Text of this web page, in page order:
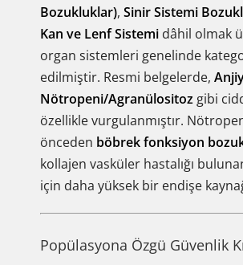
Bozukluklar), Sinir Sistemi
Kan ve Lenf Sistemi dâhil olmak
organ sistemleri genelinde
edilmiştir. Resmi belgelerde,
Nötropeni/Agranülositoz gibi
özellikle vurgulanmıştır.
önceden böbrek fonksiyon
kollajen vasküler hastalığı
için daha yüksek bir endişe
Popülasyona Özgü Güvenlik